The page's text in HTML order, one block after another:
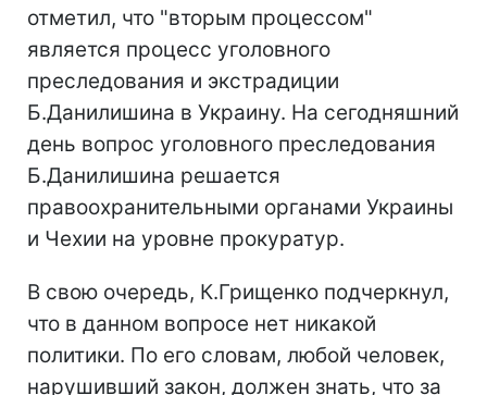
отметил, что "вторым процессом"
является процесс уголовного
преследования и экстрадиции
Б.Данилишина в Украину. На сегодняшний
день вопрос уголовного преследования
Б.Данилишина решается
правоохранительными органами Украины
и Чехии на уровне прокуратур.
В свою очередь, К.Грищенко подчеркнул,
что в данном вопросе нет никакой
политики. По его словам, любой человек,
нарушивший закон, должен знать, что за